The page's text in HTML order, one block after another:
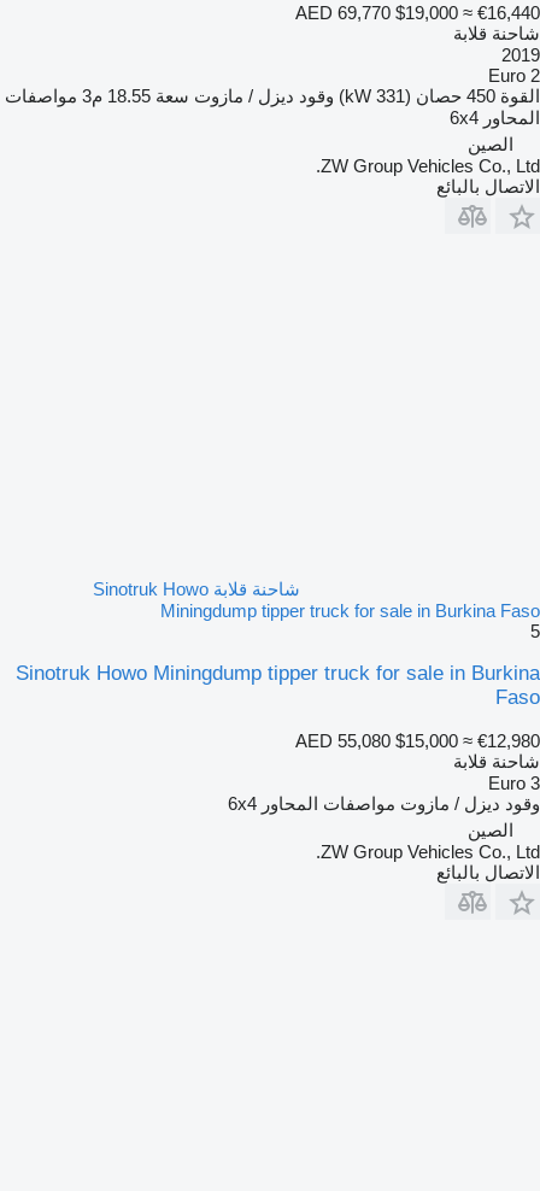
AED 69,770 $19,000 ≈ €16,440
شاحنة قلابة
2019
Euro 2
القوة 450 حصان (331 kW) وقود ديزل / مازوت سعة 18.55 م3
مواصفات
المحاور 6x4
الصين
ZW Group Vehicles Co., Ltd.
الاتصال بالبائع
شاحنة قلابة Sinotruk Howo
Miningdump tipper truck for sale in Burkina Faso
5
Sinotruk Howo Miningdump tipper truck for sale in Burkina
Faso
AED 55,080 $15,000 ≈ €12,980
شاحنة قلابة
Euro 3
وقود ديزل / مازوت مواصفات المحاور 6x4
الصين
ZW Group Vehicles Co., Ltd.
الاتصال بالبائع